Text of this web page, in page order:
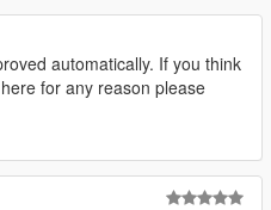
automatically. If you think
for any reason please